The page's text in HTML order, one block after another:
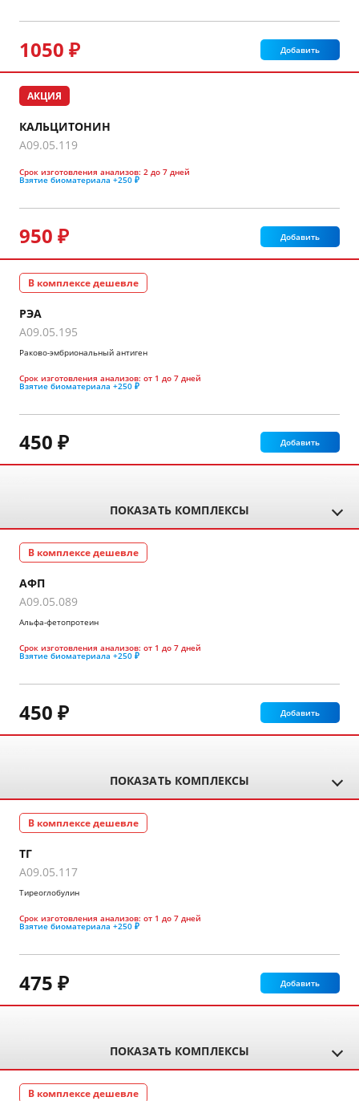
1050 ₽ Добавить
АКЦИЯ
КАЛЬЦИТОНИН
A09.05.119
Срок изготовления анализов: 2 до 7 дней
Взятие биоматериала +250 ₽
950 ₽ Добавить
В комплексе дешевле
РЭА
A09.05.195
Раково-эмбриональный антиген
Срок изготовления анализов: от 1 до 7 дней
Взятие биоматериала +250 ₽
450 ₽ Добавить
ПОКАЗАТЬ КОМПЛЕКСЫ
В комплексе дешевле
АФП
A09.05.089
Альфа-фетопротеин
Срок изготовления анализов: от 1 до 7 дней
Взятие биоматериала +250 ₽
450 ₽ Добавить
ПОКАЗАТЬ КОМПЛЕКСЫ
В комплексе дешевле
ТГ
A09.05.117
Тиреоглобулин
Срок изготовления анализов: от 1 до 7 дней
Взятие биоматериала +250 ₽
475 ₽ Добавить
ПОКАЗАТЬ КОМПЛЕКСЫ
В комплексе дешевле